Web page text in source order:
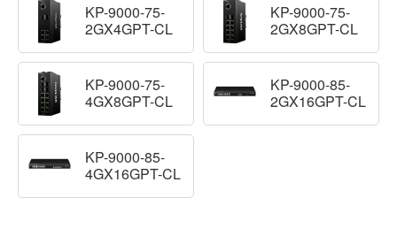
KP-9000-75-
2GX4GPT-CL
KP-9000-75-
2GX8GPT-CL
KP-9000-75-
4GX8GPT-CL
KP-9000-85-
2GX16GPT-CL
KP-9000-85-
4GX16GPT-CL